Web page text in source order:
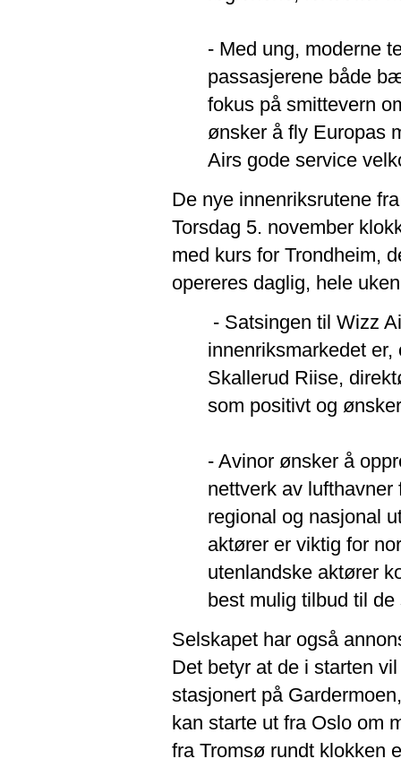
- Med ung, moderne
passasjerene både
fokus på smittevern
ønsker å fly Europas
Airs gode service
De nye innenriksrutene
Torsdag 5. november
med kurs for Trondheim,
opereres daglig, hele
- Satsingen til Wizz
innenriksmarkedet
Skallerud Riise,
som positivt og
- Avinor ønsker å
nettverk av
regional og nasjonal
aktører er viktig for
utenlandske aktører
best mulig tilbud til
Selskapet har også
Det betyr at de i starten
stasjonert på
kan starte ut fra Oslo om
fra Tromsø rundt klokken